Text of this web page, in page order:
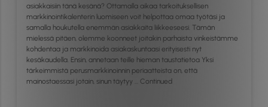
asiakkaisiin tänä kesänä? Ottamalla aikaa tarkoituksellisen
markkinointikalenterin luomiseen voit helpottaa omaa työtäsi ja
samalla houkutella enemmän asiakkaita liikkeeseesi. Tämän
mielessä pitäen, olemme koonneet joitakin parhaista vinkeistämme
kohdentaa ja markkinoida asiakaskuntaasi erityisesti nyt
kesäkaudella. Ensin, annetaan teille hieman taustatietoa Yksi
tärkeimmistä perusmarkkinoinnin periaatteista on, että
mainostaessasi jotain, sinun täytyy … Continued